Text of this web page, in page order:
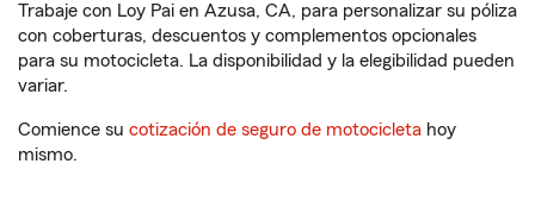
Trabaje con Loy Pai en Azusa, CA, para personalizar su póliza
con coberturas, descuentos y complementos opcionales
para su motocicleta. La disponibilidad y la elegibilidad pueden
variar.
Comience su cotización de seguro de motocicleta hoy
mismo.